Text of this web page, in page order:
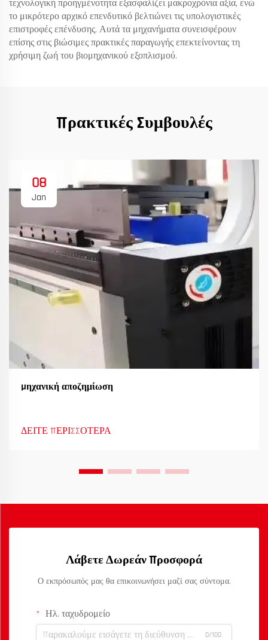
τεχνολογική προηγμένοτητα εξασφαλίζει μακροχρόνια αξία, ενώ
το μικρότερο αρχικό επενδυτικό βελτιώνει τις υπολογιστικές
επιστροφές επένδυσης. Αυτά τα μηχανήματα συνεισφέρουν
επίσης στις βιώσιμες πρακτικές παραγωγής επεκτείνοντας τη
χρήσιμη ζωή του βιομηχανικού εξοπλισμού.
Πρακτικές Συμβουλές
08
Jan
Μηχανική αποζημίωση
ΔΕΙΤΕ ΠΕΡΙΣΣΟΤΕΡΑ
Λάβετε Δωρεάν Προσφορά
Ο εκπρόσωπός μας θα επικοινωνήσει μαζί σας σύντομα.
Ηλ. ταχυδρομείο
0/100